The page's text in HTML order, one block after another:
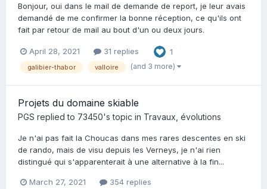
Bonjour, oui dans le mail de demande de report, je leur avais
demandé de me confirmer la bonne réception, ce qu'ils ont
fait par retour de mail au bout d'un ou deux jours.
April 28, 2021 31 replies 1
galibier-thabor valloire (and 3 more)
Projets du domaine skiable
PGS replied to 73450's topic in Travaux, évolutions
Je n'ai pas fait la Choucas dans mes rares descentes en ski
de rando, mais de visu depuis les Verneys, je n'ai rien
distingué qui s'apparenterait à une alternative à la fin...
March 27, 2021 354 replies